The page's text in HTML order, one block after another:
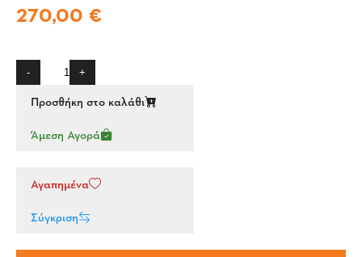
270,00 €
- +
Προσθήκη στο καλάθι
Άμεση Αγορά
Αγαπημένα
Σύγκριση